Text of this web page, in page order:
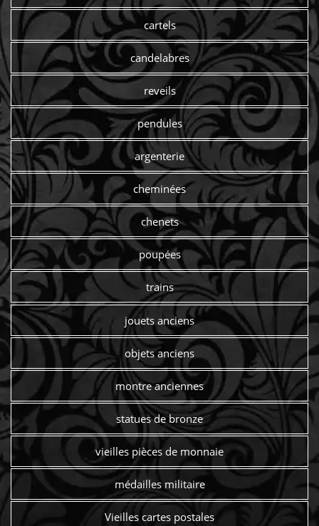
cartels
candelabres
reveils
pendules
argenterie
cheminées
chenets
poupées
trains
jouets anciens
objets anciens
montre anciennes
statues de bronze
vieilles pièces de monnaie
médailles militaire
Vieilles cartes postales